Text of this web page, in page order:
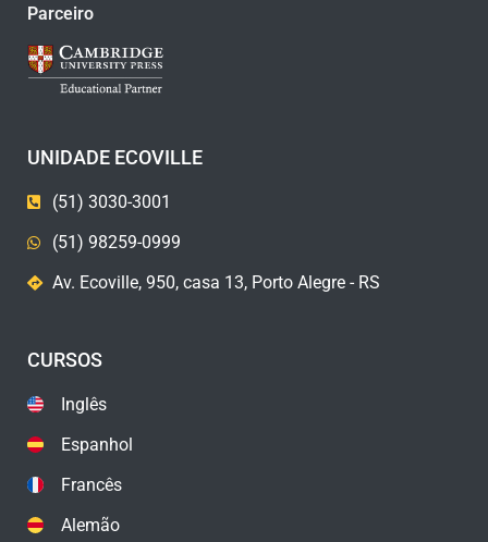
Parceiro
UNIDADE ECOVILLE
(51) 3030-3001
(51) 98259-0999
Av. Ecoville, 950, casa 13, Porto Alegre - RS
CURSOS
Inglês
Espanhol
Francês
Alemão